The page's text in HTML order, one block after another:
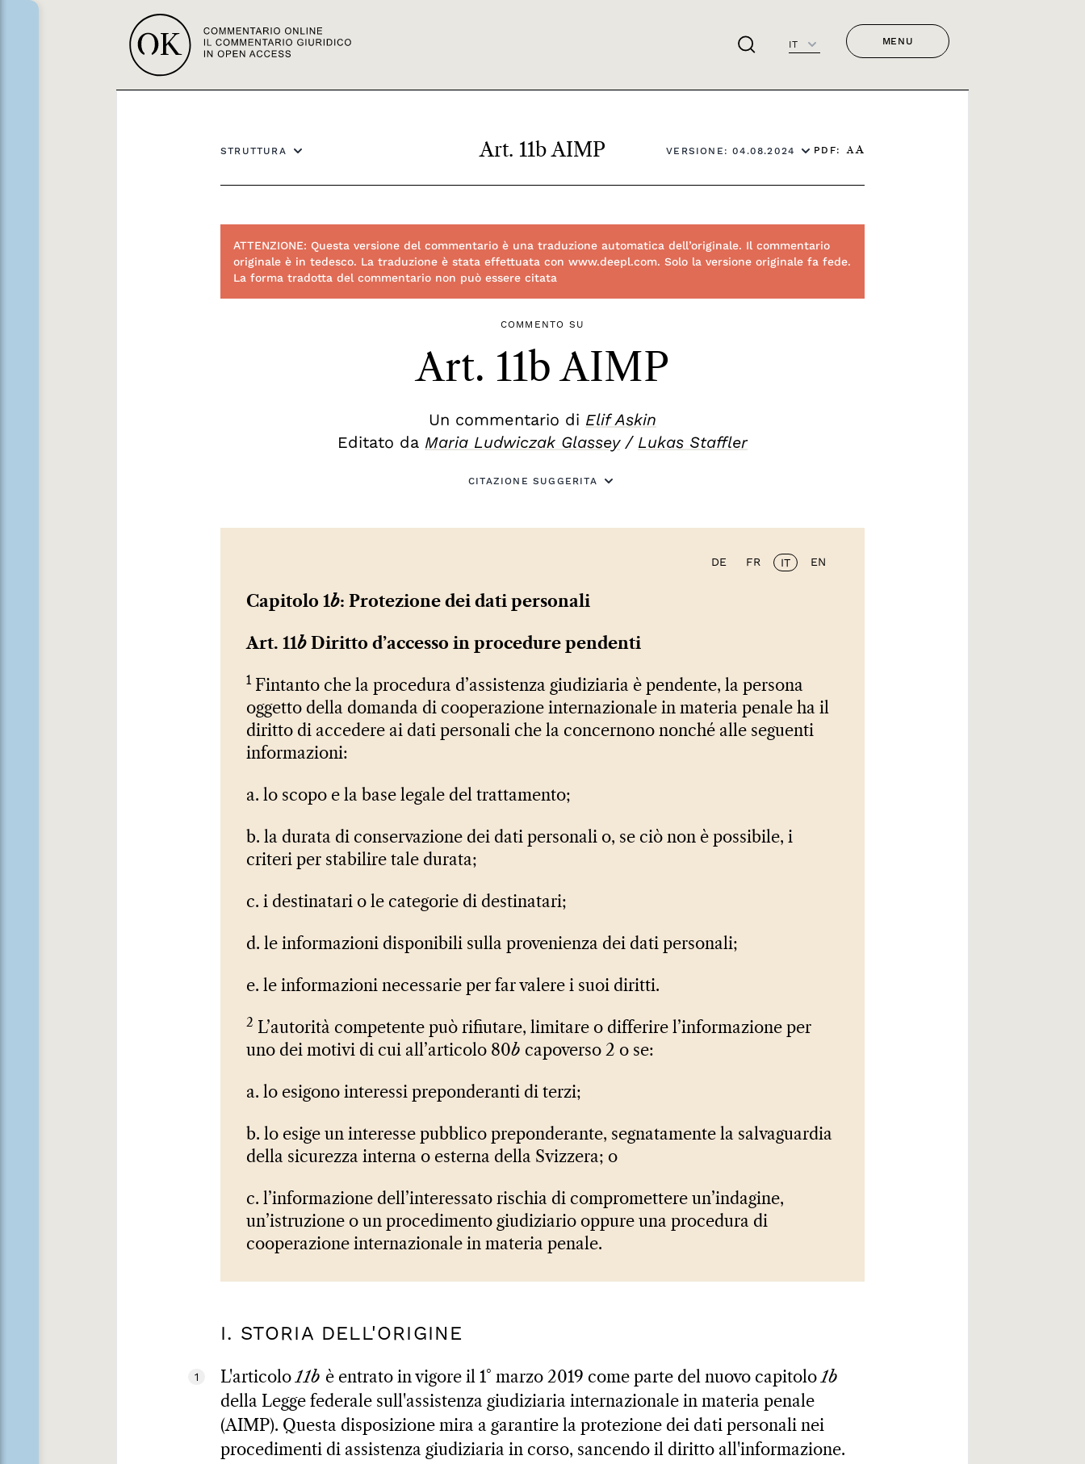
IT MENU
STRUTTURA Art. 11b AIMP VERSIONE: 04.08.2024 PDF: A A
ATTENZIONE: Questa versione del commentario è una traduzione automatica dell’originale. Il commentario
originale è in tedesco. La traduzione è stata effettuata con www.deepl.com. Solo la versione originale fa fede.
La forma tradotta del commentario non può essere citata
COMMENTO SU
Art. 11b AIMP
Un commentario di Elif Askin
Editato da Maria Ludwiczak Glassey/ Lukas Staffler
CITAZIONE SUGGERITA
DE FR IT EN
Capitolo 1b: Protezione dei dati personali
Art. 11b Diritto d’accesso in procedure pendenti
1 Fintanto che la procedura d’assistenza giudiziaria è pendente, la persona
oggetto della domanda di cooperazione internazionale in materia penale ha il
diritto di accedere ai dati personali che la concernono nonché alle seguenti
informazioni:
a. lo scopo e la base legale del trattamento;
b. la durata di conservazione dei dati personali o, se ciò non è possibile, i
criteri per stabilire tale durata;
c. i destinatari o le categorie di destinatari;
d. le informazioni disponibili sulla provenienza dei dati personali;
e. le informazioni necessarie per far valere i suoi diritti.
2
L’autorità competente può rifiutare, limitare o differire l’informazione per
uno dei motivi di cui all’articolo 80b capoverso 2 o se:
a. lo esigono interessi preponderanti di terzi;
b. lo esige un interesse pubblico preponderante, segnatamente la salvaguardia
della sicurezza interna o esterna della Svizzera; o
c. l’informazione dell’interessato rischia di compromettere un’indagine,
un’istruzione o un procedimento giudiziario oppure una procedura di
cooperazione internazionale in materia penale.
I. STORIA DELL'ORIGINE
1 L'articolo 11b è entrato in vigore il 1° marzo 2019 come parte del nuovo capitolo 1b
della Legge federale sull'assistenza giudiziaria internazionale in materia penale
(AIMP). Questa disposizione mira a garantire la protezione dei dati personali nei
procedimenti di assistenza giudiziaria in corso, sancendo il diritto all'informazione.